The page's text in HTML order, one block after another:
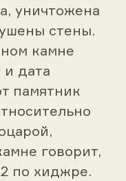
уничтожена
стены.
камне
и дата
памятник
говорит,
по хиджре.